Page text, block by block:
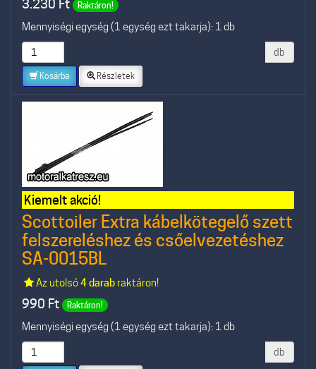
3.230 Ft Raktáron!
Mennyiségi egység (1 egység ezt takarja): 1 db
db
Kosárba Részletek
Kiemelt akció!
Scottoiler Extra kábelkötegelő szett
felszereléshez és csőelvezetéshez
SA-0015BL
Az utolsó4 darabraktáron!
990 Ft Raktáron!
Mennyiségi egység (1 egység ezt takarja): 1 db
db